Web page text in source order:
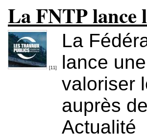
La FNTP lance
[11]
La
lance
valoriser
auprès
Actualité